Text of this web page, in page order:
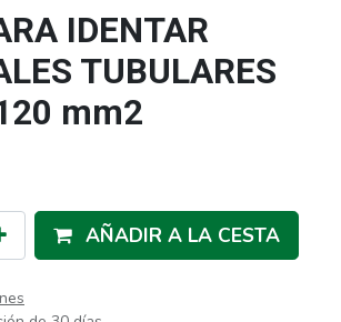
IDENTAR
TUBULARES
mm2
AÑADIR A LA CESTA